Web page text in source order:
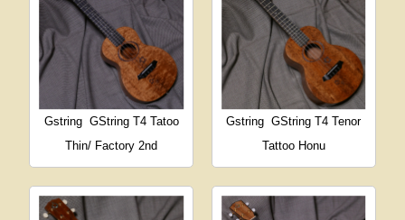
Gstring GString T4 Tatoo
Thin/ Factory 2nd
Gstring GString T4 Tenor
Tattoo Honu